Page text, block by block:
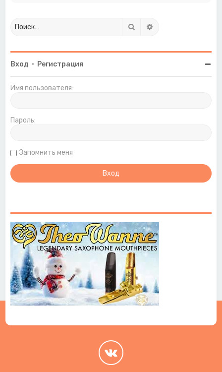
Поиск
Вход • Регистрация
Имя пользователя:
Пароль:
Запомнить меня